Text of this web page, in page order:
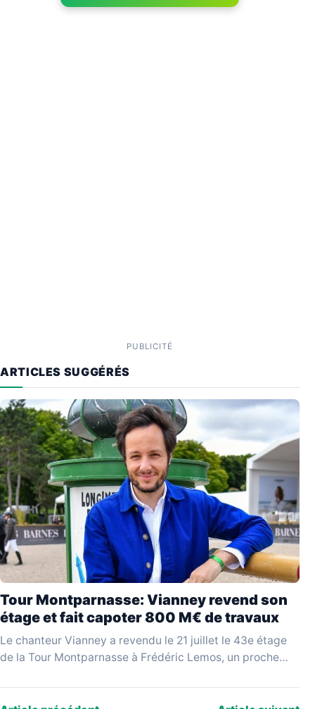
PUBLICITÉ
ARTICLES SUGGÉRÉS
Tour Montparnasse: Vianney revend son
étage et fait capoter 800 M€ de travaux
Le chanteur Vianney a revendu le 21 juillet le 43e étage
de la Tour Montparnasse à Frédéric Lemos, un proche